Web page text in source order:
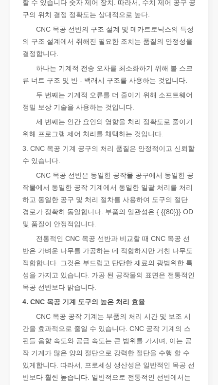
좋은 선택인가요? 레이저 용접은 얼마나 강력합니까?
레이저 용접은 뛰어난 정밀도와 효율성으로 현대 제조에 혁명을
레이저 절단이란 무엇입니까? 슬라이스의 과학
할 수 있습니다 숫자 제어 장치. 따라서, 수치 제어 공구 공
구의 위치 결정 정확도는 상대적으로 높다.
CNC 목공 선반의 구조 설계 및 메카트로닉스의 특성
의 구조 설계에서 취해진 필요한 조치는 품질의 안정성을
결정합니다.
하나는 기계적 전송 오차를 최소화하기 위해 볼 스크
류 너트 구조 및 반 - 백래시 구조를 사용하는 것입니다.
두 번째는 기계적 오류를 더 줄이기 위해 소프트웨어
정밀 보상 기술을 사용하는 것입니다.
세 번째는 인간 요인의 영향을 처리 정확도로 줄이기
위해 프로그램 제어 처리를 채택하는 것입니다.
3. CNC 목공 기계 공구의 처리 품질은 안정적이고 신뢰할
수 있습니다.
CNC 목공 선반은 동일한 공작물 공구에서 동일한 공
작물에서 동일한 공작 기계에서 동일한 일괄 처리를 처리
하고 동일한 공구 및 처리 절차를 사용하여 도구의 절단
경로가 정확히 동일합니다. 부품의 일관성은 { {{80}}} OD
및 품질이 안정적입니다.
전통적인 CNC 목공 선반과 비교할 때 CNC 목공 선
반은 가벼운 나무를 가공하는 데 적합하지만 거친 나무도
적합합니다. 그것은 부드럽고 단단한 재료의 광범위한 특
성을 가지고 있습니다. 가공 된 공작물의 표면은 전통적인
목공 선반보다 밝습니다.
4. CNC 목공 기계 도구의 높은 처리 효율
CNC 목공 공작 기계는 부품의 처리 시간 및 보조 시
간을 효과적으로 줄일 수 있습니다. CNC 공작 기계의 스
핀들 음향 속도와 공급 속도는 큰 범위를 가지며, 이는 공
작 기계가 많은 양의 절단으로 강력한 절단을 수행 할 수
있게합니다. 따라서, 프로세싱 생산성은 일반적인 목공 선
반보다 훨씬 높습니다. 일반적으로 전통적인 선반에서는